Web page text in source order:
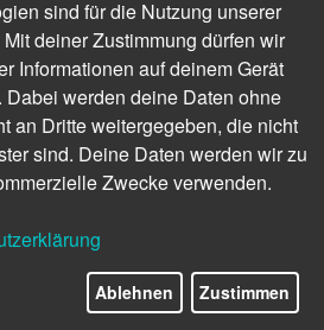
sind für die Nutzung unserer
deiner Zustimmung dürfen wir
Informationen auf deinem Gerät
werden deine Daten ohne
an Dritte weitergegeben, die nicht
sind. Deine Daten werden wir zu
Zwecke verwenden.
Ablehnen Zustimmen